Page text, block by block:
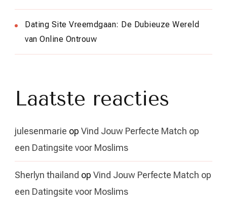
Dating Site Vreemdgaan: De Dubieuze Wereld
van Online Ontrouw
Laatste reacties
julesenmarie op Vind Jouw Perfecte Match op
een Datingsite voor Moslims
Sherlyn thailand op Vind Jouw Perfecte Match op
een Datingsite voor Moslims